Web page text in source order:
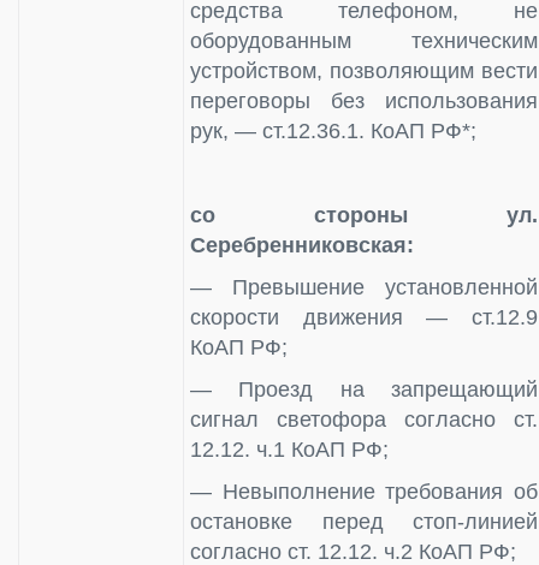
средства телефоном, не
оборудованным техническим
устройством, позволяющим вести
переговоры без использования
рук, — ст.12.36.1. КоАП РФ*;
со стороны ул.
Серебренниковская:
— Превышение установленной
скорости движения — ст.12.9
КоАП РФ;
— Проезд на запрещающий
сигнал светофора согласно ст.
12.12. ч.1 КоАП РФ;
— Невыполнение требования об
остановке перед стоп-линией
согласно ст. 12.12. ч.2 КоАП РФ;